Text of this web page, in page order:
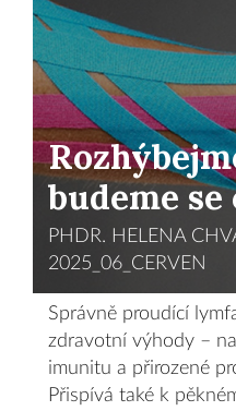
budeme
PHDR. HELENA
2025_06_CERVEN
Správně proudící
zdravotní výhody –
imunitu a přirozené
Přispívá také k